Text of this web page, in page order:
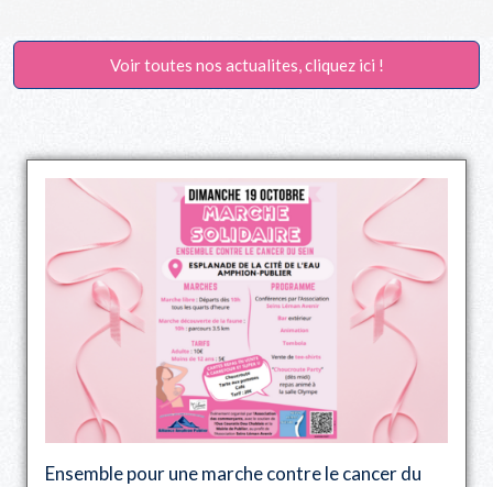
Voir toutes nos actualites, cliquez ici !
Ensemble pour une marche contre le cancer du